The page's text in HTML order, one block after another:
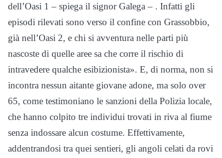
dell’Oasi 1 – spiega il signor Galega – . Infatti gli
episodi rilevati sono verso il confine con Grassobbio,
già nell’Oasi 2, e chi si avventura nelle parti più
nascoste di quelle aree sa che corre il rischio di
intravedere qualche esibizionista». E, di norma, non si
incontra nessun aitante giovane adone, ma solo over
65, come testimoniano le sanzioni della Polizia locale,
che hanno colpito tre individui trovati in riva al fiume
senza indossare alcun costume. Effettivamente,
addentrandosi tra quei sentieri, gli angoli celati da rovi